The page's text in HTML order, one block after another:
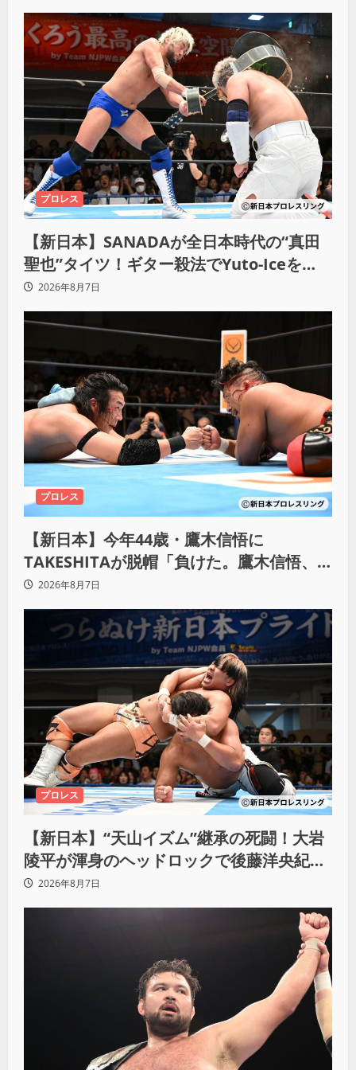
プロレス
【新日本】SANADAが全日本時代の“真田
聖也”タイツ！ギター殺法でYuto-Iceを
KO「俺と闘う時は考えろ。感じるな」
2026年8月7日
プロレス
【新日本】今年44歳・鷹木信悟に
TAKESHITAが脱帽「負けた。鷹木信悟、
強いわ！」
2026年8月7日
プロレス
【新日本】“天山イズム”継承の死闘！大岩
陵平が渾身のヘッドロックで後藤洋央紀か
らタップ奪取 執念の「リベンジ＆4勝目」
2026年8月7日